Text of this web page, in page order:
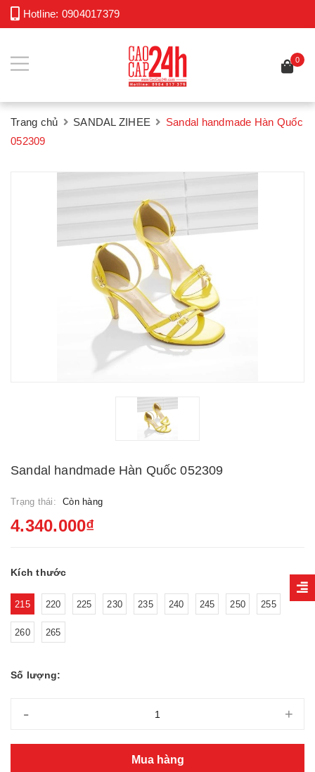
Hotline: 0904017379
0
Trang chủ SANDAL ZIHEE
Sandal handmade Hàn Quốc
052309
Sandal handmade Hàn Quốc 052309
Trạng thái: Còn hàng
4.340.000₫
Kích thước
215 220 225 230 235 240 245 250 255
260 265
Số lượng:
- +
Mua hàng